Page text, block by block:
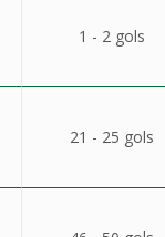
1 - 2 gols
21 - 25 gols